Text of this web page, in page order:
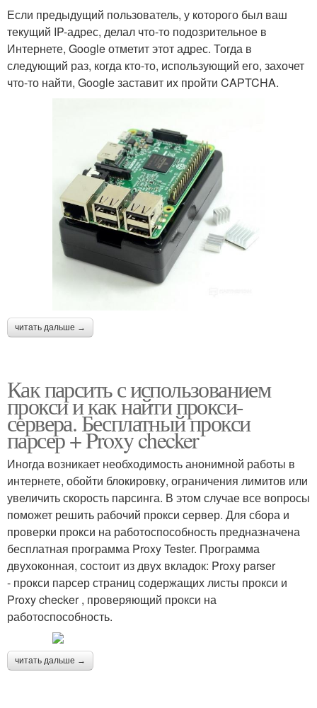
Если предыдущий пользователь, у которого был ваш
текущий IP-адрес, делал что-то подозрительное в
Интернете, Google отметит этот адрес. Тогда в
следующий раз, когда кто-то, использующий его, захочет
что-то найти, Google заставит их пройти CAPTCHA.
читать дальше →
Как парсить с использованием
прокси и как найти прокси-
сервера. Бесплатный прокси
парсер + Proxy checker
Иногда возникает необходимость анонимной работы в
интернете, обойти блокировку, ограничения лимитов или
увеличить скорость парсинга. В этом случае все вопросы
поможет решить рабочий прокси сервер. Для сбора и
проверки прокси на работоспособность предназначена
бесплатная программа Proxy Tester. Программа
двухоконная, состоит из двух вкладок: Proxy parser
- прокси парсер страниц содержащих листы прокси и
Proxy checker , проверяющий прокси на
работоспособность.
читать дальше →